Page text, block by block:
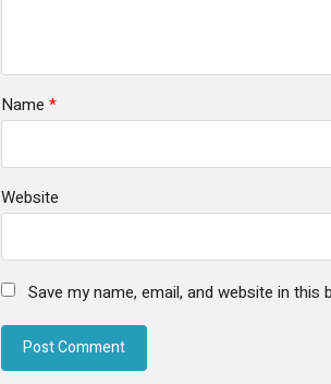
Name *
Website
Save my name, email, and website in